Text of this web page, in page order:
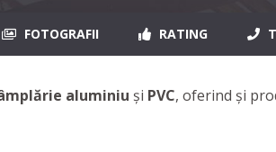
FOTOGRAFII RATING
aluminiu şi PVC, oferind şi